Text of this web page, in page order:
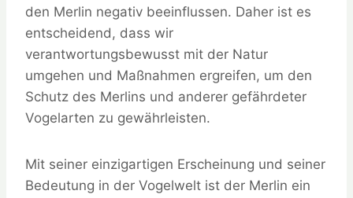
den Merlin negativ beeinflussen. Daher ist es
entscheidend, dass wir
verantwortungsbewusst mit der Natur
umgehen und Maßnahmen ergreifen, um den
Schutz des Merlins und anderer gefährdeter
Vogelarten zu gewährleisten.
Mit seiner einzigartigen Erscheinung und seiner
Bedeutung in der Vogelwelt ist der Merlin ein